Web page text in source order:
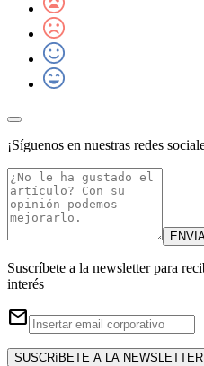
¡Síguenos en nuestras redes
Suscríbete a la newsletter para
interés
email
SUSCRíBETE A LA NEWSLETTER